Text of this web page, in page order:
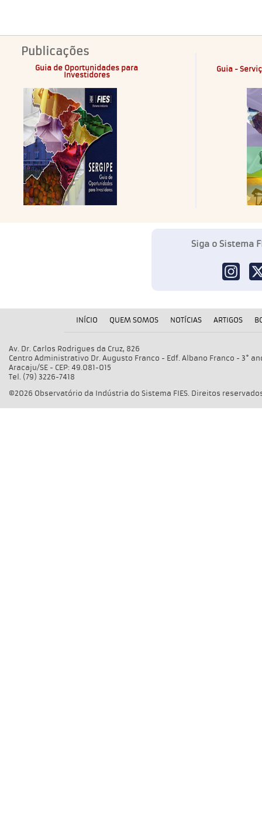
Publicações
Guia de Oportunidades para
Investidores
Guia -
Siga o Sistema
INÍCIO QUEM SOMOS NOTÍCIAS ARTIGOS
Av. Dr. Carlos Rodrigues da Cruz, 826
Centro Administrativo Dr. Augusto Franco - Edf. Albano Franco - 3°
Aracaju/SE - CEP: 49.081-015
Tel. (79) 3226-7418
©2026 Observatório da Indústria do Sistema FIES. Direitos